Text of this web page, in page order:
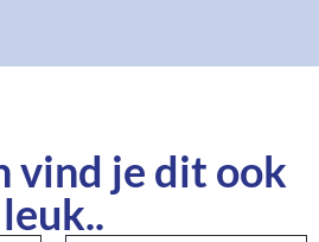
vind je dit ook
leuk..